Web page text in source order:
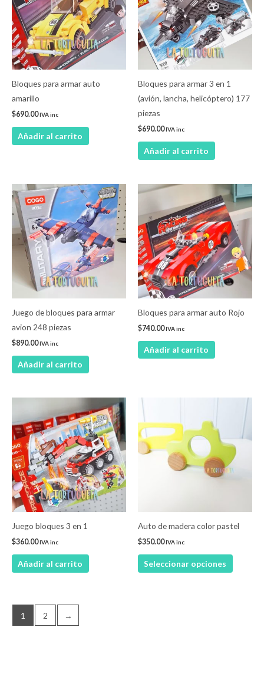
Bloques para armar auto
amarillo
$690.00IVA inc
Añadir al carrito
Bloques para armar 3 en 1
(avión, lancha, helicóptero) 177
piezas
$690.00IVA inc
Añadir al carrito
Juego de bloques para armar
avion 248 piezas
$890.00IVA inc
Añadir al carrito
Bloques para armar auto Rojo
$740.00IVA inc
Añadir al carrito
Juego bloques 3 en 1
$360.00IVA inc
Añadir al carrito
Auto de madera color pastel
$350.00IVA inc
Seleccionar opciones
Este
tiene
pueden
1 2 →